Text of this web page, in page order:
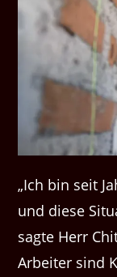
„Ich bin seit
und diese
sagte Herr
Arbeiter sind